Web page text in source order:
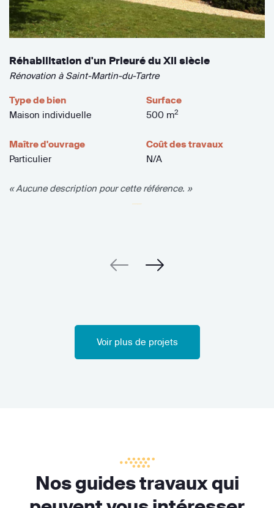
Réhabilitation d'un Prieuré du XII siècle
Rénovation à Saint-Martin-du-Tartre
Type de bien
Maison individuelle
Surface
500 m2
Maître d'ouvrage
Particulier
Coût des travaux
N/A
« Aucune description pour cette référence. »
Voir plus de projets
Nos guides travaux qui